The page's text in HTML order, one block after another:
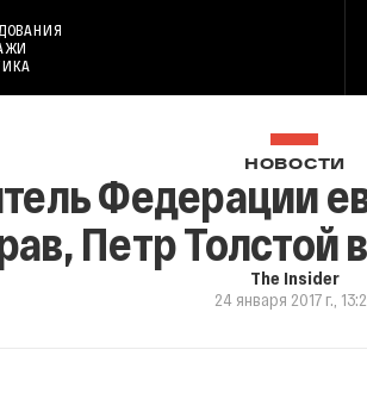
НОВОСТИ
Федерации
Петр Толстой
The Insider
24 января 2017 г.,